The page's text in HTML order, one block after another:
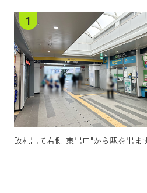
1
改札出て右側"東出口"から駅を出ま